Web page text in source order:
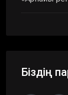
Біздің